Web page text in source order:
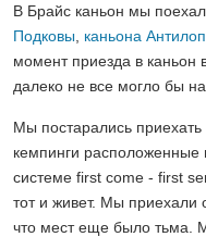
В Брайс каньон мы
Подковы
каньона
момент приезда в каньон
далеко не все могло бы
Мы постарались приехать
кемпинги расположенные
системе first come - first
тот и живет. Мы приехали
что мест еще было тьма.